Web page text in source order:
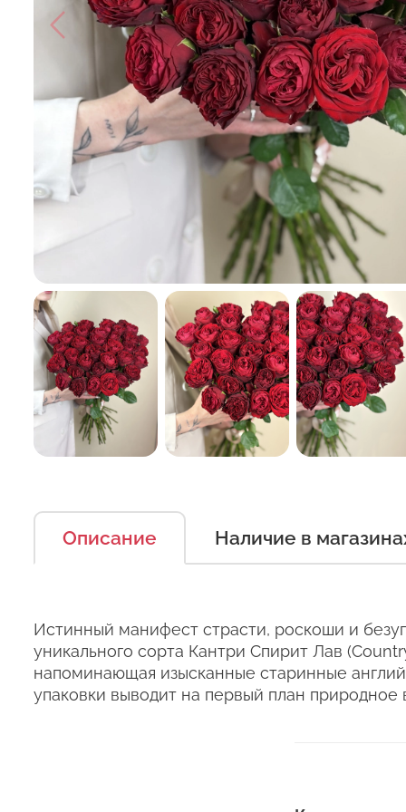
Описание Наличие в
Истинный манифест страсти, роскоши и
уникального сорта Кантри Спирит Лав
напоминающая изысканные старинные
упаковки выводит на первый план природное
Сервис:
Цена/Качество:
Есть несколько простых
Правила ухода за
1. Переносите букеты в
2. Минимизируйте
курьеры в зимнее время